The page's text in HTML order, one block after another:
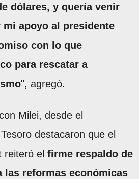
dólares, y quería venir
mi apoyo al presidente
con lo que
para rescatar a
", agregó.
Milei, desde el
destacaron que el
reiteró el firme respaldo de
las reformas económicas